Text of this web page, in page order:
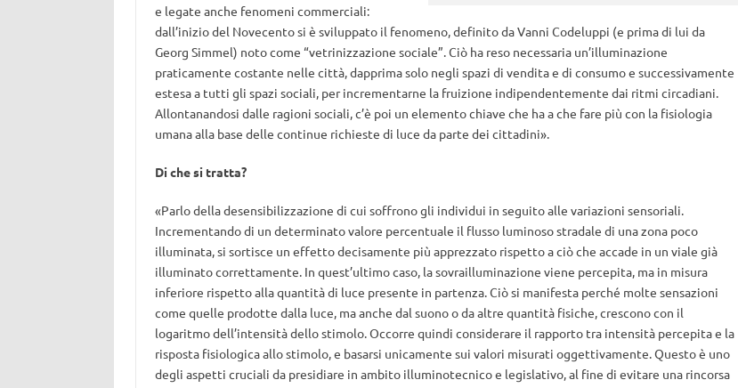
e legate anche fenomeni commerciali:
dall’inizio del Novecento si è sviluppato il fenomeno, definito da Vanni Codeluppi (e prima di lui da
Georg Simmel) noto come “vetrinizzazione sociale”. Ciò ha reso necessaria un’illuminazione
praticamente costante nelle città, dapprima solo negli spazi di vendita e di consumo e successivamente
estesa a tutti gli spazi sociali, per incrementarne la fruizione indipendentemente dai ritmi circadiani.
Allontanandosi dalle ragioni sociali, c’è poi un elemento chiave che ha a che fare più con la fisiologia
umana alla base delle continue richieste di luce da parte dei cittadini».
Di che si tratta?
«Parlo della desensibilizzazione di cui soffrono gli individui in seguito alle variazioni sensoriali.
Incrementando di un determinato valore percentuale il flusso luminoso stradale di una zona poco
illuminata, si sortisce un effetto decisamente più apprezzato rispetto a ciò che accade in un viale già
illuminato correttamente. In quest’ultimo caso, la sovrailluminazione viene percepita, ma in misura
inferiore rispetto alla quantità di luce presente in partenza. Ciò si manifesta perché molte sensazioni
come quelle prodotte dalla luce, ma anche dal suono o da altre quantità fisiche, crescono con il
logaritmo dell’intensità dello stimolo. Occorre quindi considerare il rapporto tra intensità percepita e la
risposta fisiologica allo stimolo, e basarsi unicamente sui valori misurati oggettivamente. Questo è uno
degli aspetti cruciali da presidiare in ambito illuminotecnico e legislativo, al fine di evitare una rincorsa